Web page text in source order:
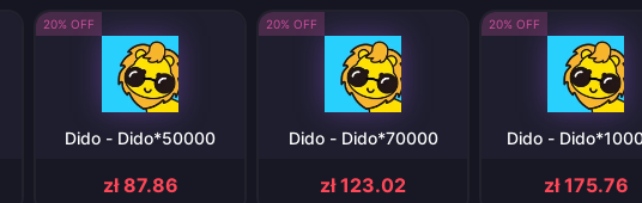
20% OFF
Dido - Dido*50000
zł 87.86
20% OFF
Dido - Dido*70000
zł 123.02
20% OFF
Dido -
zł 175.76